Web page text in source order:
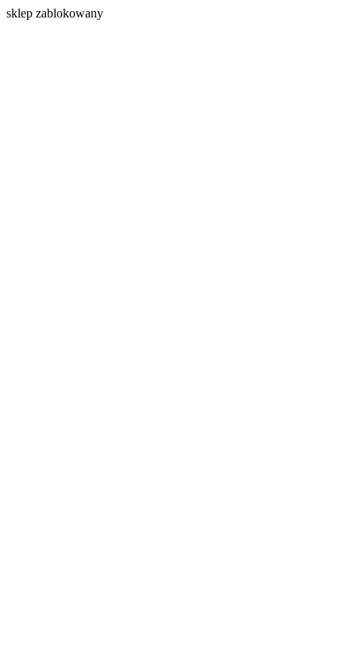
sklep zablokowany